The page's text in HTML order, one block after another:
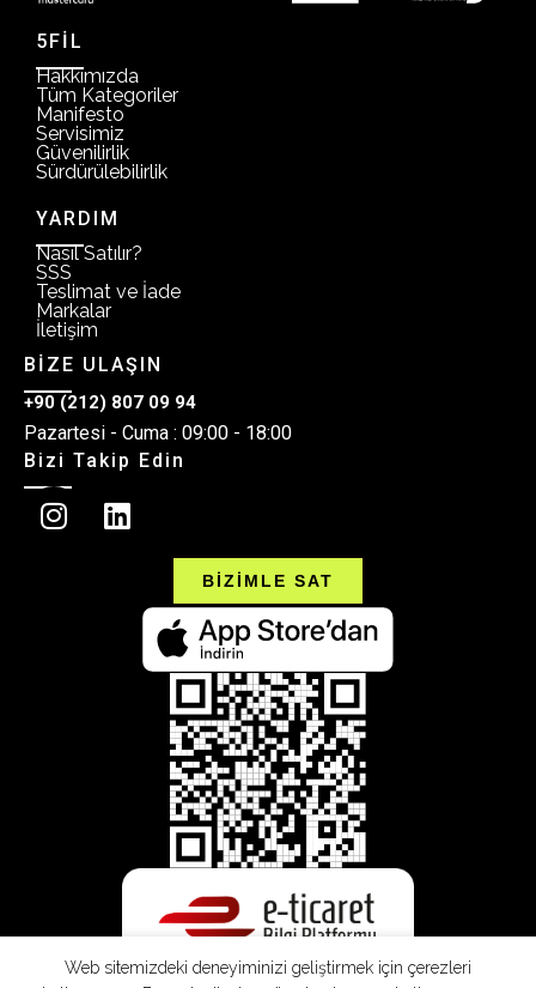
5FİL
Hakkımızda
Tüm Kategoriler
Manifesto
Servisimiz
Güvenilirlik
Sürdürülebilirlik
YARDIM
Nasıl Satılır?
SSS
Teslimat ve İade
Markalar
İletişim
BİZE ULAŞIN
+90 (212) 807 09 94
Pazartesi - Cuma : 09:00 - 18:00
Bizi Takip Edin
BİZİMLE SAT
Web sitemizdeki deneyiminizi geliştirmek için çerezleri